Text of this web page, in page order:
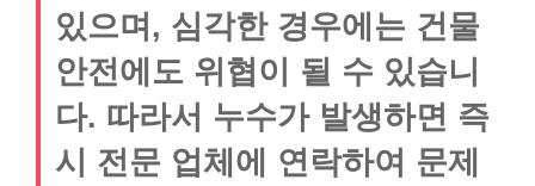
있으며, 심각한 경우에는 건물
안전에도 위협이 될 수 있습니
다. 따라서 누수가 발생하면 즉
시 전문 업체에 연락하여 문제